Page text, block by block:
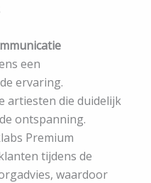
een
ervaring.
artiesten die duidelijk
ontspanning.
Premium
tijdens de
waardoor